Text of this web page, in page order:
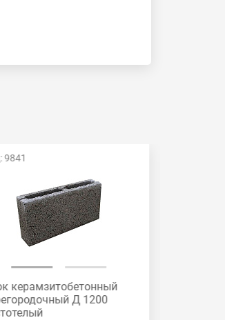
9841
керамзитобетонный
Д 1200